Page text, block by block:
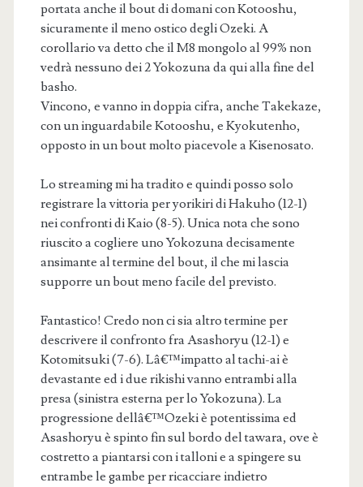
portata anche il bout di domani con Kotooshu,
sicuramente il meno ostico degli Ozeki. A
corollario va detto che il M8 mongolo al 99% non
vedrà nessuno dei 2 Yokozuna da qui alla fine del
basho.
Vincono, e vanno in doppia cifra, anche Takekaze,
con un inguardabile Kotooshu, e Kyokutenho,
opposto in un bout molto piacevole a Kisenosato.
Lo streaming mi ha tradito e quindi posso solo
registrare la vittoria per yorikiri di Hakuho (12-1)
nei confronti di Kaio (8-5). Unica nota che sono
riuscito a cogliere uno Yokozuna decisamente
ansimante al termine del bout, il che mi lascia
supporre un bout meno facile del previsto.
Fantastico! Credo non ci sia altro termine per
descrivere il confronto fra Asashoryu (12-1) e
Kotomitsuki (7-6). Lâ€™impatto al tachi-ai è
devastante ed i due rikishi vanno entrambi alla
presa (sinistra esterna per lo Yokozuna). La
progressione dellâ€™Ozeki è potentissima ed
Asashoryu è spinto fin sul bordo del tawara, ove è
costretto a piantarsi con i talloni e a spingere su
entrambe le gambe per ricacciare indietro